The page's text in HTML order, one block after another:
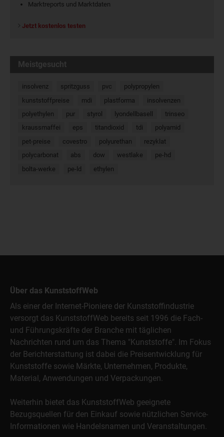
Marktreports und Marktdaten
Jetzt kostenlos testen
Meistgesucht
insolvenz spritzguss pvc
polypropylen
kunststoffpreise
mdi plastforma
insolvenzen
polyethylen
pur styrol lyondellbasell
trinseo
kraussmaffei
eps titandioxid tdi
polyamid
pet-preise
covestro polyurethan
rezyklat
polycarbonat
abs dow westlake
pe-hd
bolta-werke
pe-ld ethylen
Über das KunststoffWeb
Als einer der Internet-Pioniere der Kunststoffindustrie
versorgt das KunststoffWeb bereits seit 1996 die Fach-
und Führungskräfte der Branche mit täglichen
Nachrichten rund um das Thema "Kunststoffe". Im Fokus
der Berichterstattung ist dabei die Preisentwicklung für
Kunststoffe sowie Märkte, Unternehmen, Produkte,
Material, Anwendungen und Verpackungen.
Weiterhin bietet das KunststoffWeb geeignete
Bezugsquellen für den Einkauf sowie nützlichen Service-
Informationen wie Handelsnamen und Veranstaltungen.